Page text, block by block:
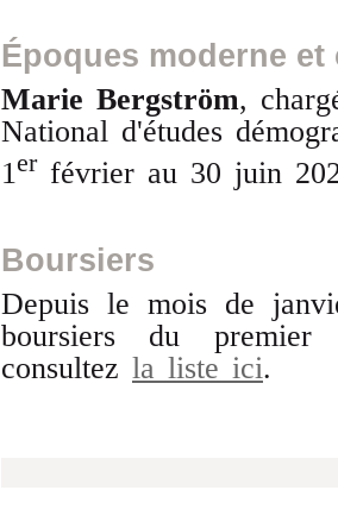
Époques moderne
Marie Bergström,
National d'études
1erfévrier au 30 juin
Boursiers
Depuis le mois de
boursiers du premier
consultez la liste ici.